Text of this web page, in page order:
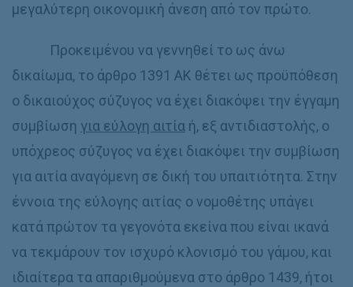
μεγαλύτερη οικονομική άνεση από τον πρώτο.
Προκειμένου να γεννηθεί το ως άνω
δικαίωμα, το άρθρο 1391 ΑΚ θέτει ως προϋπόθεση
ο δικαιούχος σύζυγος να έχει διακόψει την έγγαμη
συμβίωση για εύλογη αιτία ή, εξ αντιδιαστολής, ο
υπόχρεος σύζυγος να έχει διακόψει την συμβίωση
για αιτία αναγόμενη σε δική του υπαιτιότητα. Στην
έννοια της εύλογης αιτίας ο νομοθέτης υπάγει
κατά πρώτον τα γεγονότα εκείνα που είναι ικανά
να τεκμάρουν τον ισχυρό κλονισμό του γάμου, και
ιδιαίτερα τα απαριθμούμενα στο άρθρο 1439, ήτοι